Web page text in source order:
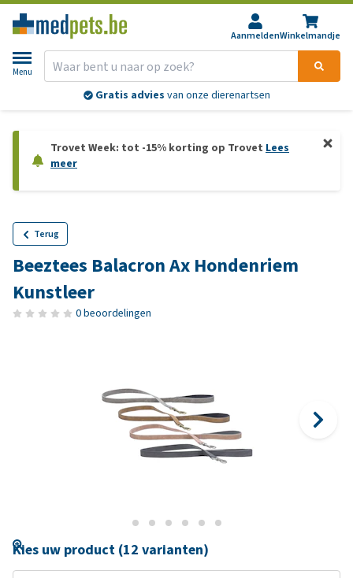
AanmeldenWinkelmandje
Menu
Gratis advies van onze dierenartsen
Trovet Week: tot -15% korting op Trovet Lees
meer
Terug
Beeztees Balacron Ax Hondenriem
Kunstleer
0 beoordelingen
Kies uw product (12 varianten)